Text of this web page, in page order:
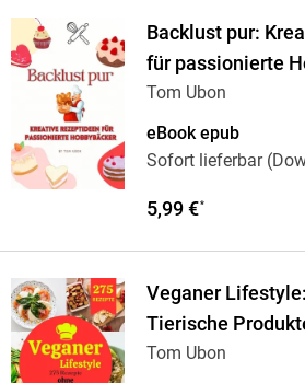
Backlust pur:
für passionierte
Tom Ubon
eBook epub
Sofort lieferbar
5,99 €*
Veganer
Tierische
Tom Ubon